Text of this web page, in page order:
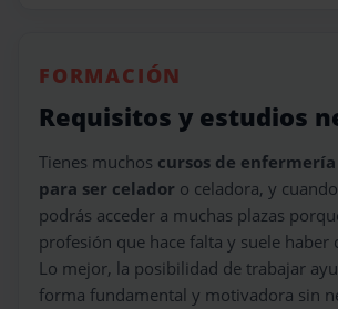
FORMACIÓN
Requisitos y estudios
Tienes muchos cursos de enfermería
para ser celador o celadora, y
podrás acceder a muchas plazas
profesión que hace falta y suele haber
Lo mejor, la posibilidad de trabajar
forma fundamental y motivadora sin